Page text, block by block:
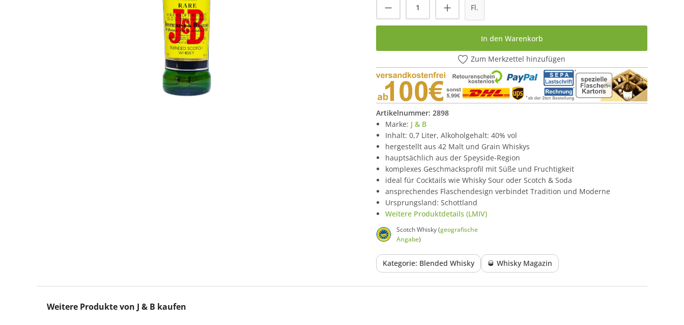
Produkt Anzahl: Gib den gewünschten Wert ein
Fl.
In den Warenkorb
Zum Merkzettel hinzufügen
Artikelnummer: 2898
Marke: J & B
Inhalt: 0,7 Liter, Alkoholgehalt: 40% vol
hergestellt aus 42 Malt und Grain Whiskys
hauptsächlich aus der Speyside-Region
komplexes Geschmacksprofil mit Süße und Fruchtigkeit
ideal für Cocktails wie Whisky Sour oder Scotch & Soda
ansprechendes Flaschendesign verbindet Tradition und Moderne
Ursprungsland: Schottland
Weitere Produktdetails (LMIV)
Scotch Whisky (geografische
Angabe)
Kategorie: Blended Whisky 🥃 Whisky Magazin
Produktgalerie überspringen
Weitere Produkte von J & B kaufen